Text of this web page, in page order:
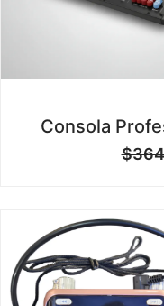
Consola
$